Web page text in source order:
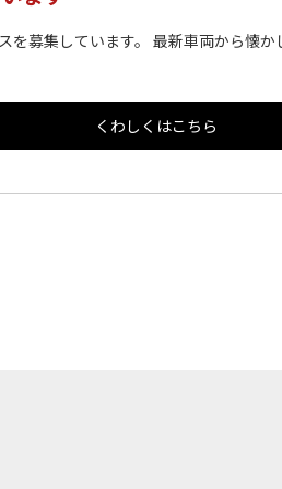
を募集しています。 最新車両から懐
くわしくはこちら